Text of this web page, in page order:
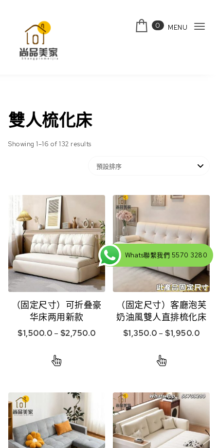
0 MENU
雙人梳化床
Showing 1–16 of 132 results
（固定尺寸）可折叠豪
华床两用新款
$1,500.0 – $2,750.0
（固定尺寸）客廳泡芙
奶油風雙人直排梳化床
$1,350.0 – $1,950.0
Whats聯繫我們 5570 3280